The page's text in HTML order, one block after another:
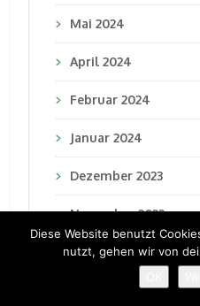
Mai 2024
April 2024
Februar 2024
Januar 2024
Dezember 2023
November 2023
Oktober 2023
September 2023
Diese Website benutzt
nutzt, gehen wir von